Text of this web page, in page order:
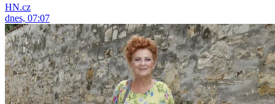
HN.cz
dnes, 07:07